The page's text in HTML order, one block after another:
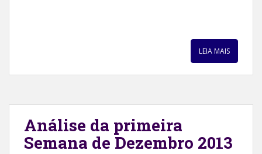
LEIA MAIS
Análise da primeira
Semana de Dezembro 2013